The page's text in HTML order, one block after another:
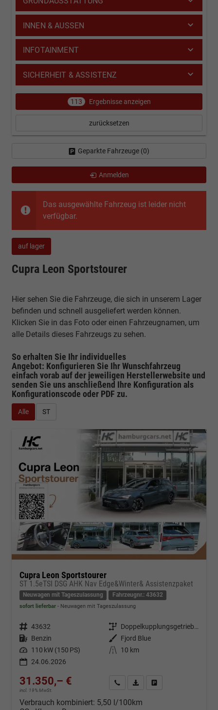
Das ausgewählte Fahrzeug ist leider nicht
verfügbar.
auf lager
Cupra Leon Sportstourer
Hier sehen Sie die Fahrzeuge, die sich in unserem Lager
befinden und schnell ausgeliefert werden können.
Klicken Sie in das Foto oder einen Fahrzeugnamen, um
alle Details dieses Fahrzeugs zu sehen.
So erhalten Sie Ihr individuelles
Angebot: Konfigurieren Sie Ihr Wunschfahrzeug
einfach vorab auf der jeweiligen Herstellerwebsite und
senden Sie uns anschließend Ihre Konfiguration als
Konfigurationscode oder PDF zu.
Alle ST
Cupra Leon Sportstourer
ST 1.5eTSI DSG AHK Nav Edge&Winter& Assistenzpaket
Neuwagen mit Tageszulassung Fahrzeugnr.: 43632
sofort lieferbar Neuwagen mit Tageszulassung
Fahrzeugnr. 43632 Getriebe
Doppelkupplungsgetriebe (DSG)
Kraftstoff Benzin Außenfarbe
Fjord Blue
Leistung 110 kW (150 PS) Kilometerstand
10 km
24.06.2026
31.350,– €
incl. 19% MwSt.
Kontakt & Angebot anfordern
PDF-Datei, Fahrzeugexposé
Verbrauch kombiniert: 5,50 l/100km
INNEN & AUSSEN
INFOTAINMENT
SICHERHEIT & ASSISTENZ
113 Ergebnisse anzeigen
zurücksetzen
Geparkte Fahrzeuge (0)
Anmelden